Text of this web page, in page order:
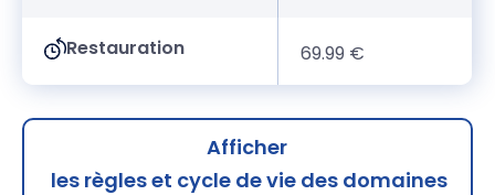
Restauration 69.99 €
Afficher
les règles et cycle de vie des domaines